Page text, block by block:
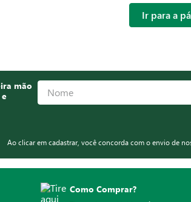
Ir para a
mão
e
Ao clicar em cadastrar, você concorda com o envio de
Como Comprar?